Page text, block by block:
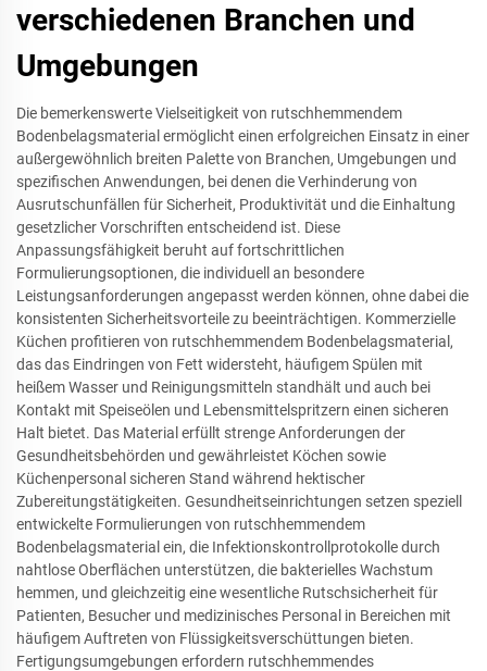
verschiedenen Branchen und
Umgebungen
Die bemerkenswerte Vielseitigkeit von rutschhemmendem
Bodenbelagsmaterial ermöglicht einen erfolgreichen Einsatz in einer
außergewöhnlich breiten Palette von Branchen, Umgebungen und
spezifischen Anwendungen, bei denen die Verhinderung von
Ausrutschunfällen für Sicherheit, Produktivität und die Einhaltung
gesetzlicher Vorschriften entscheidend ist. Diese
Anpassungsfähigkeit beruht auf fortschrittlichen
Formulierungsoptionen, die individuell an besondere
Leistungsanforderungen angepasst werden können, ohne dabei die
konsistenten Sicherheitsvorteile zu beeinträchtigen. Kommerzielle
Küchen profitieren von rutschhemmendem Bodenbelagsmaterial,
das das Eindringen von Fett widersteht, häufigem Spülen mit
heißem Wasser und Reinigungsmitteln standhält und auch bei
Kontakt mit Speiseölen und Lebensmittelspritzern einen sicheren
Halt bietet. Das Material erfüllt strenge Anforderungen der
Gesundheitsbehörden und gewährleistet Köchen sowie
Küchenpersonal sicheren Stand während hektischer
Zubereitungstätigkeiten. Gesundheitseinrichtungen setzen speziell
entwickelte Formulierungen von rutschhemmendem
Bodenbelagsmaterial ein, die Infektionskontrollprotokolle durch
nahtlose Oberflächen unterstützen, die bakterielles Wachstum
hemmen, und gleichzeitig eine wesentliche Rutschsicherheit für
Patienten, Besucher und medizinisches Personal in Bereichen mit
häufigem Auftreten von Flüssigkeitsverschüttungen bieten.
Fertigungsumgebungen erfordern rutschhemmendes